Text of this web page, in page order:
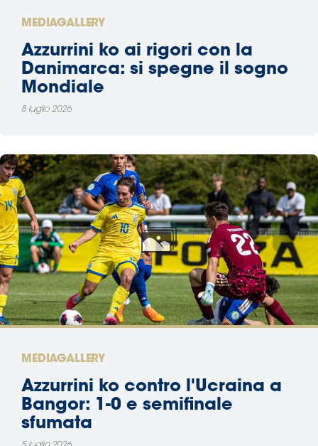
MEDIAGALLERY
Azzurrini ko ai rigori con la
Danimarca: si spegne il sogno
Mondiale
8 luglio 2026
MEDIAGALLERY
Azzurrini ko contro l'Ucraina a
Bangor: 1-0 e semifinale
sfumata